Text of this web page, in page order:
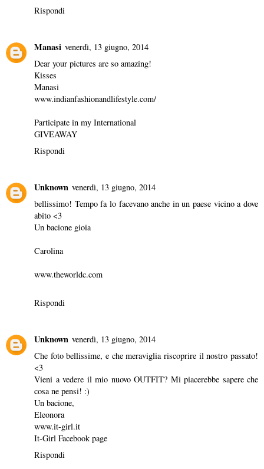
Rispondi
Manasi venerdì, 13 giugno, 2014
Dear your pictures are so amazing!
Kisses
Manasi
www.indianfashionandlifestyle.com/
Participate in my International
GIVEAWAY
Rispondi
Unknown venerdì, 13 giugno, 2014
bellissimo! Tempo fa lo facevano anche in un paese vicino a dove
abito <3
Un bacione gioia
Carolina
www.theworldc.com
Rispondi
Unknown venerdì, 13 giugno, 2014
Che foto bellissime, e che meraviglia riscoprire il nostro passato!
<3
Vieni a vedere il mio nuovo OUTFIT? Mi piacerebbe sapere che
cosa ne pensi! :)
Un bacione,
Eleonora
www.it-girl.it
It-Girl Facebook page
Rispondi